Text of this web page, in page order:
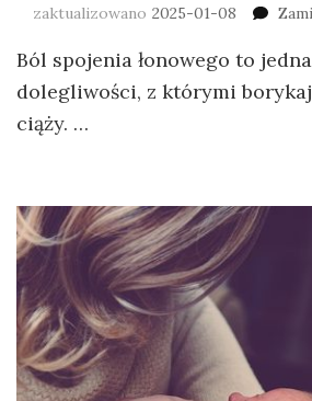
zaktualizowano 2025-01-08
Ból spojenia łonowego to
dolegliwości, z którymi
ciąży. …